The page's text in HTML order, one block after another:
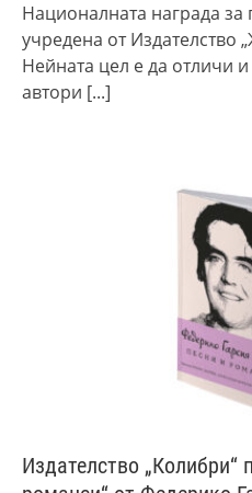
Националната награда
учредена от Издателство
Нейната цел е да отличи
автори [...]
Издателство „Колибри“